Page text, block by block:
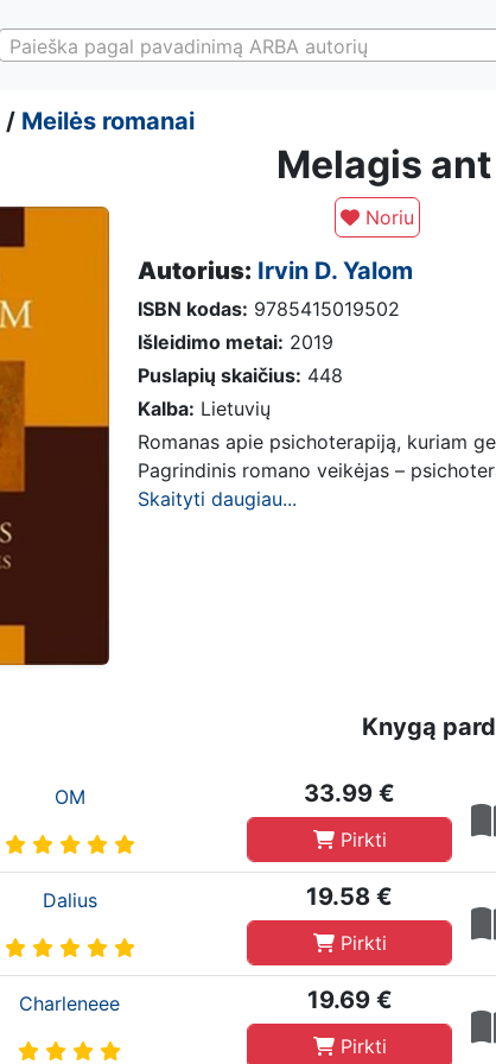
Paieška pagal pavadinimą ARBA autorių
/ Meilės romanai
Melagis
Noriu
Autorius: Irvin D. Yalom
ISBN kodas: 9785415019502
Išleidimo metai: 2019
Puslapių skaičius: 448
Kalba: Lietuvių
Romanas apie psichoterapiją, kuriam
Pagrindinis romano veikėjas –
Skaityti daugiau...
Knygą
OM 33.99 €
Pirkti
Dalius 19.58 €
Pirkti
Charleneee 19.69 €
Pirkti